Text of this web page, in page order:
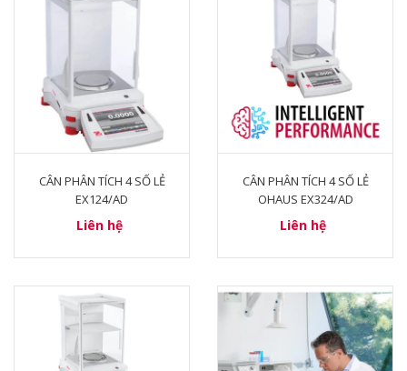
CÂN PHÂN TÍCH 4 SỐ LẺ
EX124/AD
Liên hệ
CÂN PHÂN TÍCH 4 SỐ LẺ
OHAUS EX324/AD
Liên hệ